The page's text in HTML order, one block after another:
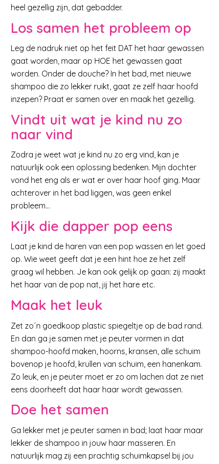
heel gezellig zijn, dat gebadder.
Los samen het probleem op
Leg de nadruk niet op het feit DAT het haar gewassen
gaat worden, maar op HOE het gewassen gaat
worden. Onder de douche? In het bad, met nieuwe
shampoo die zo lekker ruikt, gaat ze zelf haar hoofd
inzepen? Praat er samen over en maak het gezellig.
Vindt uit wat je kind nu zo
naar vind
Zodra je weet wat je kind nu zo erg vind, kan je
natuurlijk ook een oplossing bedenken. Mijn dochter
vond het eng als er wat er over haar hoof ging. Maar
achterover in het bad liggen, was geen enkel
probleem…
Kijk die dapper pop eens
Laat je kind de haren van een pop wassen en let goed
op. Wie weet geeft dat je een hint hoe ze het zelf
graag wil hebben. Je kan ook gelijk op gaan: zij maakt
het haar van de pop nat, jij het hare etc.
Maak het leuk
Zet zo´n goedkoop plastic spiegeltje op de bad rand.
En dan ga je samen met je peuter vormen in dat
shampoo-hoofd maken, hoorns, kransen, alle schuim
bovenop je hoofd, krullen van schuim, een hanenkam.
Zo leuk, en je peuter moet er zo om lachen dat ze niet
eens doorheeft dat haar haar wordt gewassen.
Doe het samen
Ga lekker met je peuter samen in bad; laat haar maar
lekker de shampoo in jouw haar masseren. En
natuurlijk mag zij een prachtig schuimkapsel bij jou